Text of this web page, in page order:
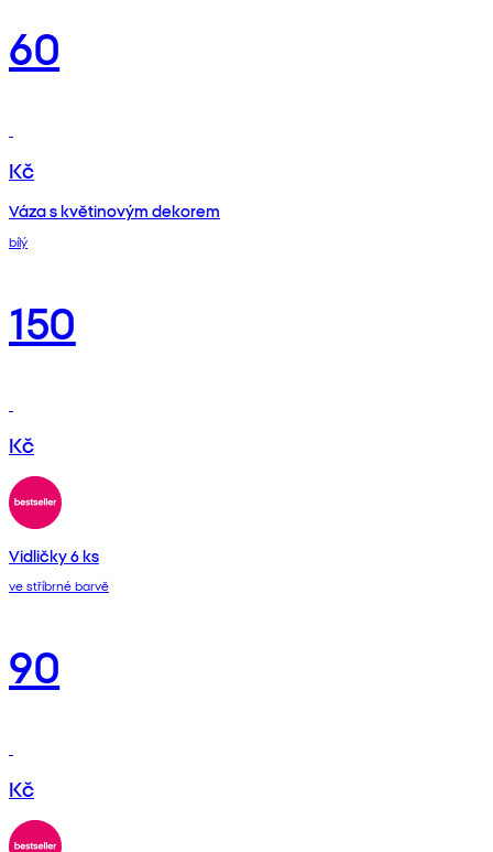
60
Kč
Váza s květinovým dekorem
bílý
150
Kč
Vidličky 6 ks
ve stříbrné barvě
90
Kč